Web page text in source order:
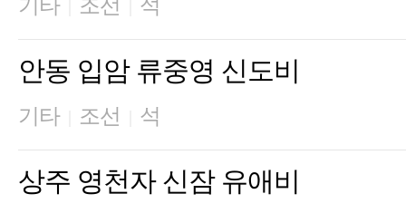
기타 조선 석
안동 입암 류중영 신도비
기타 조선 석
상주 영천자 신잠 유애비